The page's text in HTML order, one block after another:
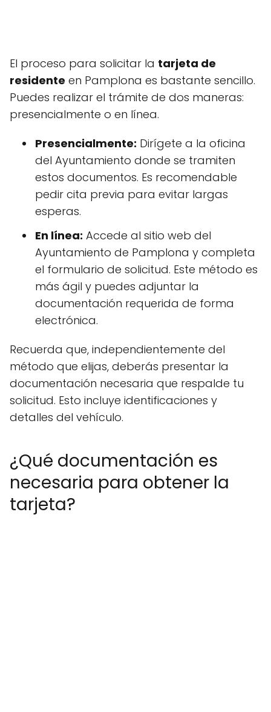
El proceso para solicitar la tarjeta de
residente en Pamplona es bastante sencillo.
Puedes realizar el trámite de dos maneras:
presencialmente o en línea.
Presencialmente: Dirígete a la oficina
del Ayuntamiento donde se tramiten
estos documentos. Es recomendable
pedir cita previa para evitar largas
esperas.
En línea: Accede al sitio web del
Ayuntamiento de Pamplona y completa
el formulario de solicitud. Este método es
más ágil y puedes adjuntar la
documentación requerida de forma
electrónica.
Recuerda que, independientemente del
método que elijas, deberás presentar la
documentación necesaria que respalde tu
solicitud. Esto incluye identificaciones y
detalles del vehículo.
¿Qué documentación es
necesaria para obtener la
tarjeta?